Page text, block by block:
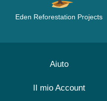
Eden Reforestation Projects
Aiuto
Il mio Account